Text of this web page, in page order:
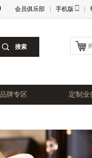
会员俱乐部 手机版
品牌专区 定制业